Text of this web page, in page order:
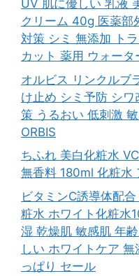
UV 肌に優しい 乳液
クリーム 40g 医薬部
対策 シミ 無添加 ト
カット 薬用 ウォー
オルビス リンクルブ
け止め シミ予防 シ
策 うるおい 低刺激
ORBIS
ちふれ 美白化粧水
無香料 180ml 化粧水
ビタミンC誘導体配
粧水 ホワイト化粧水
湿 乾燥肌 敏感肌 年
しい ホワイトケア
っぱり セール